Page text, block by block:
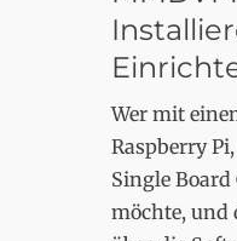
Wer mit
Raspberry
Single
möchte, und